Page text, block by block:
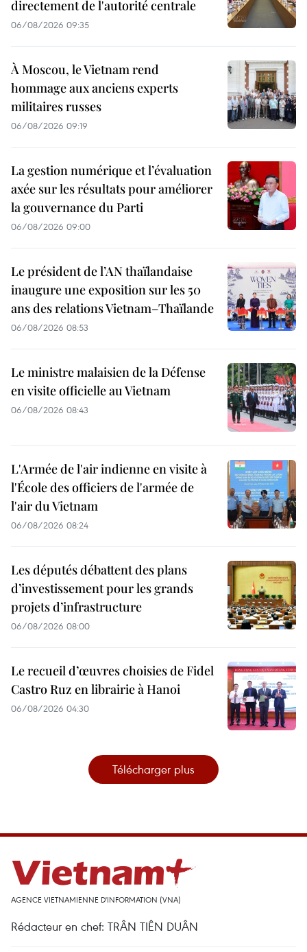
directement de l'autorité centrale
06/08/2026 09:35
À Moscou, le Vietnam rend
hommage aux anciens experts
militaires russes
06/08/2026 09:19
La gestion numérique et l’évaluation
axée sur les résultats pour améliorer
la gouvernance du Parti
06/08/2026 09:00
Le président de l’AN thaïlandaise
inaugure une exposition sur les 50
ans des relations Vietnam–Thaïlande
06/08/2026 08:53
Le ministre malaisien de la Défense
en visite officielle au Vietnam
06/08/2026 08:43
L'Armée de l'air indienne en visite à
l'École des officiers de l'armée de
l'air du Vietnam
06/08/2026 08:24
Les députés débattent des plans
d’investissement pour les grands
projets d’infrastructure
06/08/2026 08:00
Le recueil d’œuvres choisies de Fidel
Castro Ruz en librairie à Hanoi
06/08/2026 04:30
Télécharger plus
AGENCE VIETNAMIENNE D'INFORMATION (VNA)
Rédacteur en chef: TRÂN TIÊN DUÂN